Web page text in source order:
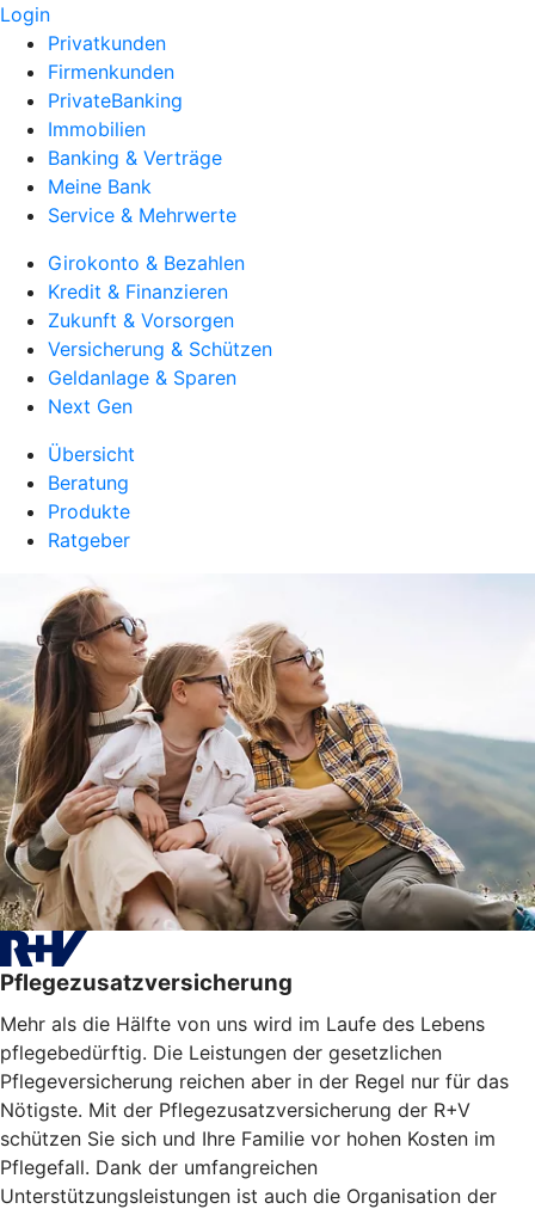
Login
Privatkunden
Firmenkunden
PrivateBanking
Immobilien
Banking & Verträge
Meine Bank
Service & Mehrwerte
Girokonto & Bezahlen
Kredit & Finanzieren
Zukunft & Vorsorgen
Versicherung & Schützen
Geldanlage & Sparen
Next Gen
Übersicht
Beratung
Produkte
Ratgeber
Pflegezusatzversicherung
Mehr als die Hälfte von uns wird im Laufe des Lebens
pflegebedürftig. Die Leistungen der gesetzlichen
Pflegeversicherung reichen aber in der Regel nur für das
Nötigste. Mit der Pflegezusatzversicherung der R+V
schützen Sie sich und Ihre Familie vor hohen Kosten im
Pflegefall. Dank der umfangreichen
Unterstützungsleistungen ist auch die Organisation der